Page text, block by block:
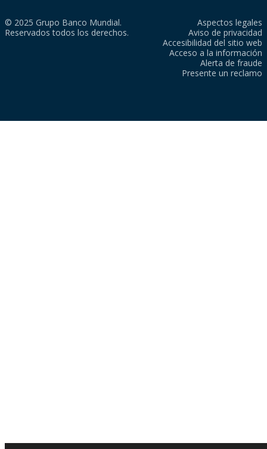
© 2025 Grupo Banco Mundial.
Reservados todos los derechos.
Aspectos legales
Aviso de privacidad
Accesibilidad del sitio web
Acceso a la información
Alerta de fraude
Presente un reclamo